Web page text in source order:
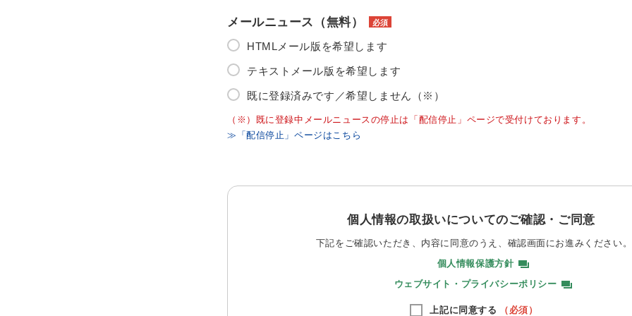
メールニュース（無料） 必須
HTMLメール版を希望します
テキストメール版を希望します
既に登録済みです／希望しません（※）
（※）既に登録中メールニュースの停止は「配信停止」ページで受付けております。
≫「配信停止」ページはこちら
個人情報の取扱いについてのご確認・ご同意
下記をご確認いただき、内容に同意のうえ、 確認画面にお進みください。
個人情報保護方針
ウェブサイト・プライバシーポリシー
上記に同意する （必須）